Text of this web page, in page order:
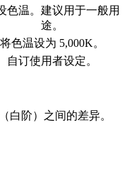
色温。建议用于一般用
途。
将色温设为 5,000K。
自订使用者设定。
白阶）之间的差异。